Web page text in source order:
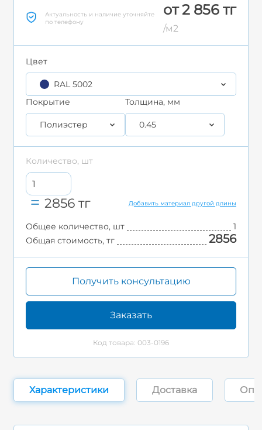
Актуальность и наличие уточняйте
по телефону
от 2 856 тг
/м2
Цвет
RAL 5002
Покрытие
Полиэстер
Толщина, мм
0.45
Количество, шт
2856 тг Добавить материал другой длины
Общее количество, шт
1
Общая стоимость, тг
2856
Получить консультацию
Заказать
Код товара: 003-0196
Характеристики Доставка